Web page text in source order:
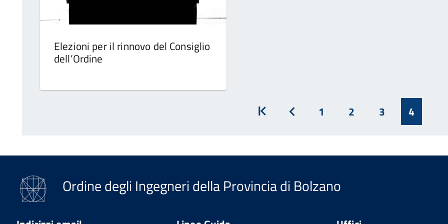
Elezioni per il rinnovo del Consiglio
dell’Ordine
1 2 3 4
Ordine degli Ingegneri della Provincia di Bolzano